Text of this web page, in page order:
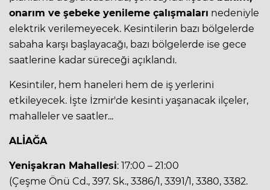
onarım ve şebeke yenileme çalışmaları nedeniyle
elektrik verilemeyecek. Kesintilerin bazı bölgelerde
sabaha karşı başlayacağı, bazı bölgelerde ise gece
saatlerine kadar süreceği açıklandı.
Kesintiler, hem haneleri hem de iş yerlerini
etkileyecek. İşte İzmir'de kesinti yaşanacak ilçeler,
mahalleler ve saatler...
ALİAĞA
Yenişakran Mahallesi: 17:00 – 21:00
(Çeşme Önü Cd., 397. Sk., 3386/1, 3391/1, 3380, 3382.